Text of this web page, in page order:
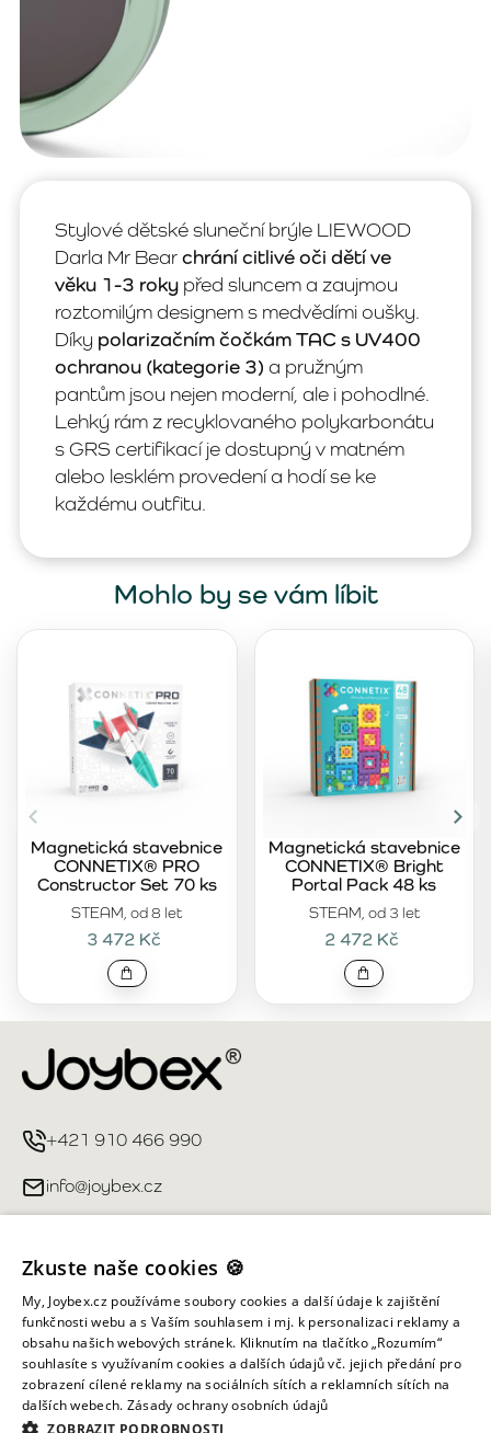
Stylové dětské sluneční brýle LIEWOOD
Darla Mr Bearchrání citlivé oči dětí ve
věku 1-3 roky před sluncem a zaujmou
roztomilým designem s medvědími oušky.
Díky polarizačním čočkám TAC s UV400
ochranou (kategorie 3) a pružným
pantům jsou nejen moderní, ale i pohodlné.
Lehký rám z recyklovaného polykarbonátu
s GRS certifikací je dostupný v matném
alebo lesklém provedení a hodí se ke
každému outfitu.
Mohlo by se vám líbit
STEAM, od 8 let
Magnetická stavebnice
CONNETIX® PRO
Constructor Set 70 ks
3 472 Kč
STEAM, od 3 let
Magnetická stavebnice
CONNETIX® Bright
Portal Pack 48 ks
2 472 Kč
+421 910 466 990
info@joybex.cz
Můj účet
Informace obchodu
Všechna práva vyhrazena ©
Zkuste naše cookies 🍪
My, Joybex.cz používáme soubory cookies a další údaje k zajištění
funkčnosti webu a s Vaším souhlasem i mj. k personalizaci reklamy a
obsahu našich webových stránek. Kliknutím na tlačítko „Rozumím“
souhlasíte s využívaním cookies a dalších údajů vč. jejich předání pro
zobrazení cílené reklamy na sociálních sítích a reklamních sítích na
dalších webech. Zásady ochrany osobních údajů
ZOBRAZIT PODROBNOSTI